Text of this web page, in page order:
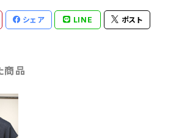
シェア LINE ポスト
商品